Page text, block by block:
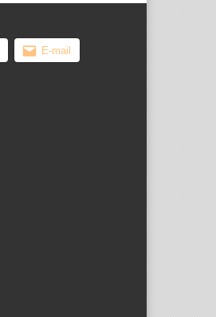
E-mail